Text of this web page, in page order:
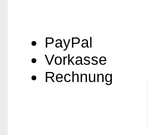
PayPal
Vorkasse
Rechnung